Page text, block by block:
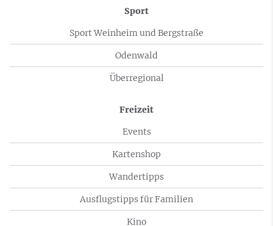
Sport
Sport Weinheim und Bergstraße
Odenwald
Überregional
Freizeit
Events
Kartenshop
Wandertipps
Ausflugstipps für Familien
Kino